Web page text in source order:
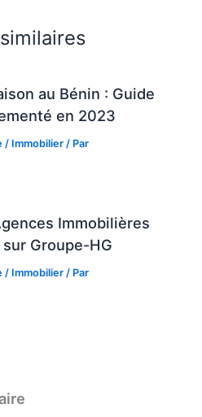
au Bénin : Guide
en 2023
/ Immobilier / Par
Immobilières
Groupe-HG
/ Immobilier / Par